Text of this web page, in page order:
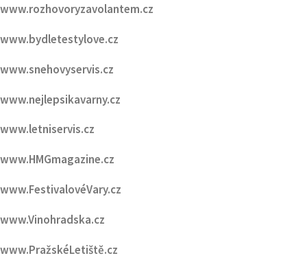
www.snehovyservis.cz
www.nejlepsikavarny.cz
www.letniservis.cz
www.HMGmagazine.cz
www.FestivalovéVary.cz
www.Vinohradska.cz
www.PražskéLetiště.cz
www.PražskýHrad.cz